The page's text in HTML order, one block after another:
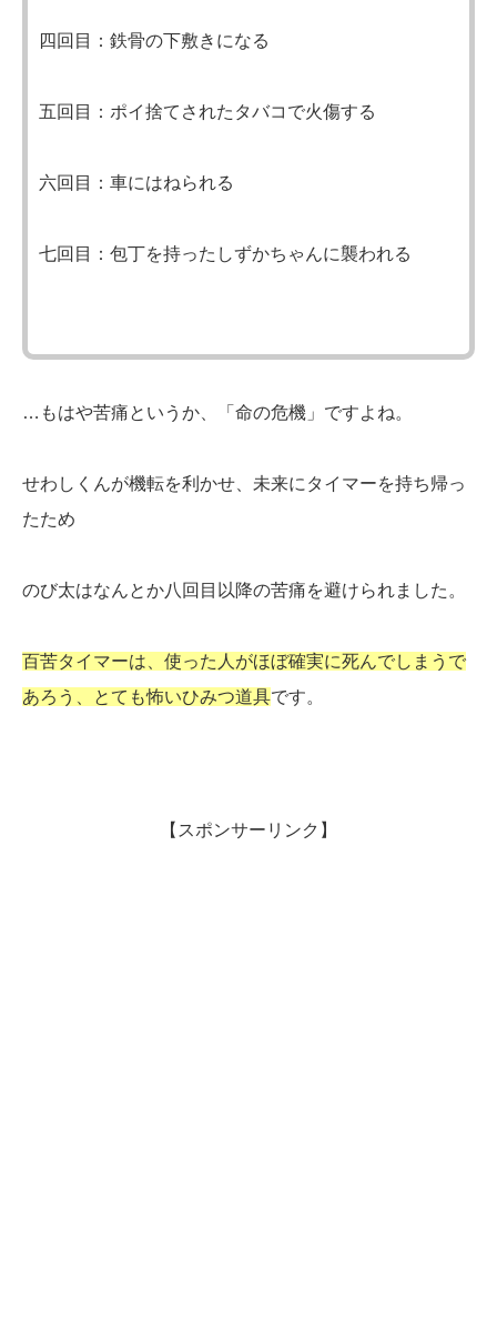
四回目：鉄骨の下敷きになる
五回目：ポイ捨てされたタバコで火傷する
六回目：車にはねられる
七回目：包丁を持ったしずかちゃんに襲われる
…もはや苦痛というか、「命の危機」ですよね。
せわしくんが機転を利かせ、未来にタイマーを持ち帰っ
たため
のび太はなんとか八回目以降の苦痛を避けられました。
百苦タイマーは、使った人がほぼ確実に死んでしまうで
あろう、とても怖いひみつ道具です。
【スポンサーリンク】